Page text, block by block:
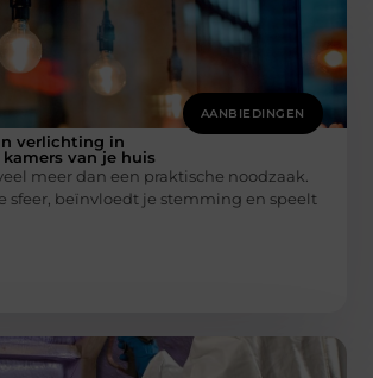
AANBIEDINGEN
verlichting in
van je huis
meer dan een praktische noodzaak.
sfeer, beïnvloedt je stemming en speelt